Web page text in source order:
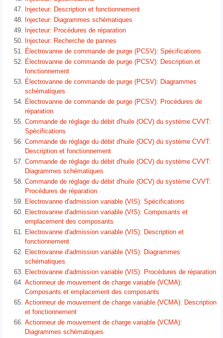
Injecteur: Description et fonctionnement
Injecteur: Diagrammes schématiques
Injecteur: Procédures de réparation
Injecteur: Recherche de pannes
Électrovanne de commande de purge (PCSV): Spécifications
Électrovanne de commande de purge (PCSV): Description et
fonctionnement
Électrovanne de commande de purge (PCSV): Diagrammes
schématiques
Électrovanne de commande de purge (PCSV): Procédures de
réparation
Commande de réglage du débit d′huile (OCV) du système CVVT:
Spécifications
Commande de réglage du débit d′huile (OCV) du système CVVT:
Description et fonctionnement
Commande de réglage du débit d′huile (OCV) du système CVVT:
Diagrammes schématiques
Commande de réglage du débit d′huile (OCV) du système CVVT:
Procédures de réparation
Electrovanne d′admission variable (VIS): Spécifications
Electrovanne d′admission variable (VIS): Composants et
emplacement des composants
Electrovanne d′admission variable (VIS): Description et
fonctionnement
Electrovanne d′admission variable (VIS): Diagrammes
schématiques
Electrovanne d′admission variable (VIS): Procédures de réparation
Actionneur de mouvement de charge variable (VCMA):
Composants et emplacement des composants
Actionneur de mouvement de charge variable (VCMA): Description
et fonctionnement
Actionneur de mouvement de charge variable (VCMA):
Diagrammes schématiques